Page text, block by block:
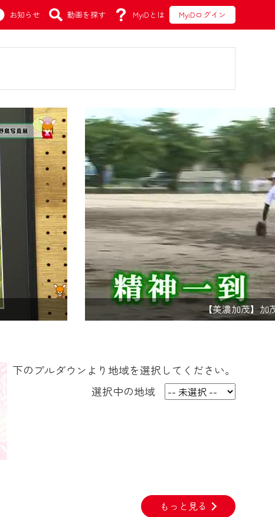
お知らせ 動画を探す MyiDとは MyiDログイン
【美濃加茂】美
下のプルダウンより 地域を選択してください。
選択中の地域
もっと見る